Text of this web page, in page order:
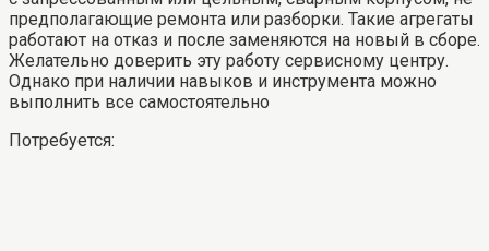
предполагающие ремонта или разборки. Такие агрегаты
работают на отказ и после заменяются на новый в сборе.
Желательно доверить эту работу сервисному центру.
Однако при наличии навыков и инструмента можно
выполнить все самостоятельно
Потребуется: